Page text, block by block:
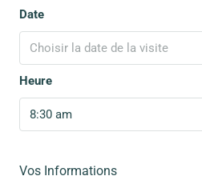
Date
Choisir la date de la visite
Heure
8:30 am
Vos Informations